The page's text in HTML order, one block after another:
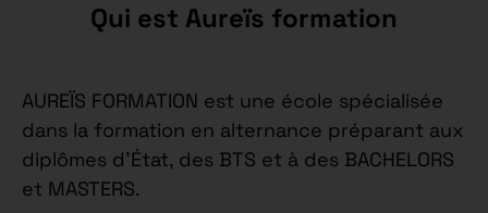
Qui est Aureïs formation
AUREÏS FORMATION est une école spécialisée
dans la formation en alternance préparant aux
diplômes d’État, des BTS et à des BACHELORS
et MASTERS.